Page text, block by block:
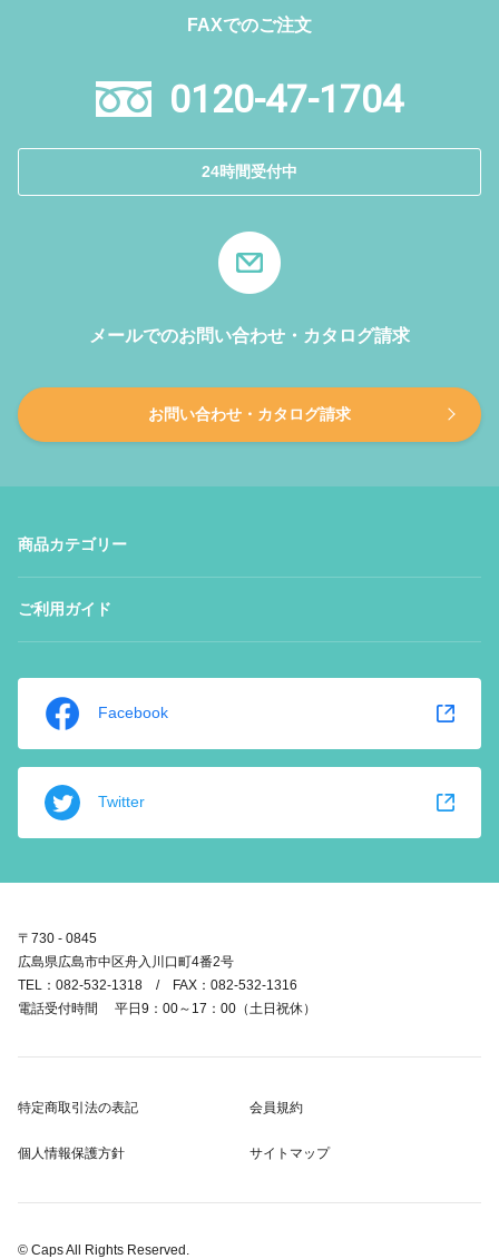
FAXでのご注文
0120-47-1704
24時間受付中
メールでのお問い合わせ・カタログ請求
お問い合わせ・カタログ請求
商品カテゴリー
ご利用ガイド
Facebook
Twitter
〒730 - 0845
広島県広島市中区舟入川口町4番2号
TEL：082-532-1318 / FAX：082-532-1316
電話受付時間 平日9：00～17：00（土日祝休）
特定商取引法の表記 会員規約
個人情報保護方針 サイトマップ
© Caps All Rights Reserved.